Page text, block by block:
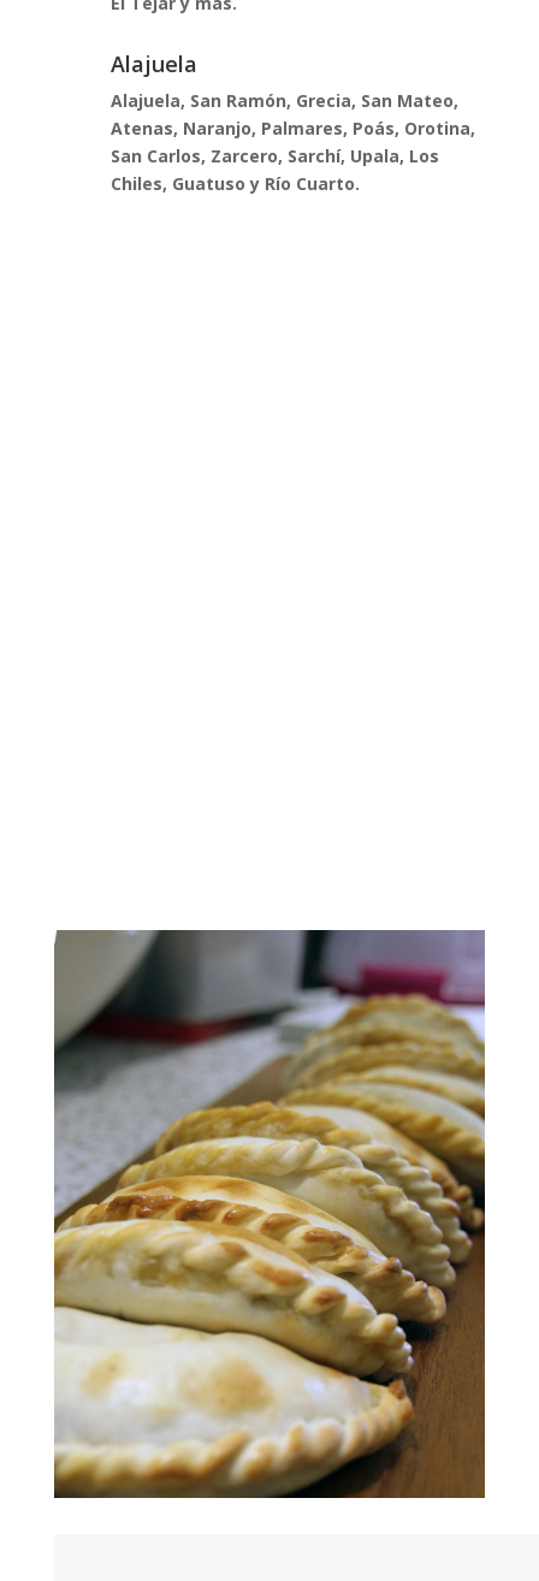
Alajuela
Alajuela, San Ramón, Grecia, San Mateo,
Atenas, Naranjo, Palmares, Poás, Orotina,
San Carlos, Zarcero, Sarchí, Upala, Los
Chiles, Guatuso y Río Cuarto.